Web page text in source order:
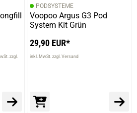
zzgl.
PODSYSTEME
Voopoo Argus G3 Pod
System Kit Grün
29,90 EUR*
inkl. MwSt. zzgl. Versand